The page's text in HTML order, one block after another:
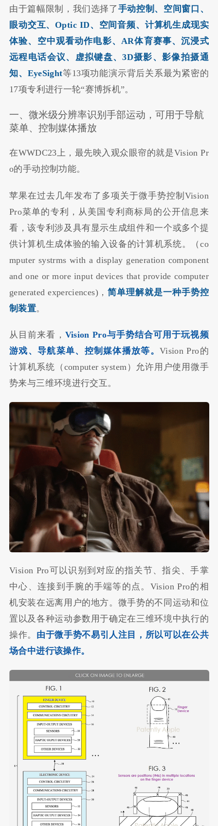
由于篇幅限制，我们选择了手动控制、空间窗口、
眼动交互、Optic ID、空间音频、计算机生成现实
体验、空中观看动作电影、AR体育赛事、沉浸式
远程电话会议、虚拟键盘、3D摄影、影像拍摄通
知、EyeSight等13项功能演示背后关系最为紧密的
17项专利进行一轮“赛博拆机”。
一、微米级分辨率识别手部运动，可用于导航
菜单、控制媒体播放
在WWDC23上，最先映入观众眼帘的就是Vision Pr
o的手动控制功能。
苹果在过去几年发布了多项关于微手势控制Vision
Pro菜单的专利，从美国专利商标局的公开信息来
看，该专利涉及具有显示生成组件和一个或多个提
供计算机生成体验的输入设备的计算机系统。（co
mputer systrms with a display generation component
and one or more input devices that provide computer
generated experciences)，简单理解就是一种手势控
制装置。
从目前来看， Vision Pro与手势结合可用于玩视频
游戏、导航菜单、控制媒体播放等。Vision Pro的
计算机系统（computer system）允许用户使用微手
势来与三维环境进行交互。
Vision Pro可以识别到对应的指关节、指尖、手掌
中心、连接到手腕的手端等的点。Vision Pro的相
机安装在远离用户的地方。微手势的不同运动和位
置以及各种运动参数用于确定在三维环境中执行的
操作。 由于微手势不易引人注目，所以可以在公共
场合中进行该操作。